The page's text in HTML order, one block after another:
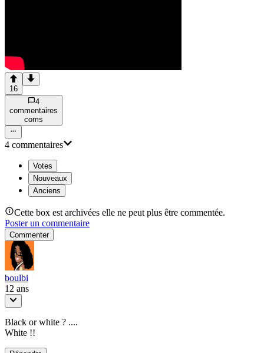
16
4
commentaires
coms
4 commentaires
Votes
Nouveaux
Anciens
Cette box est archivées elle ne peut plus être commentée.
Poster un commentaire
Commenter
boulbi
12 ans
Black or white ? ....
White !!